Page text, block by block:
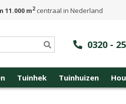
11.000 m2centraal in Nederland
0320 -
Tuinhek Tuinhuizen